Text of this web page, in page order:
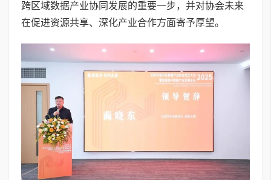
跨区域数据产业协同发展的重要一步，并对协会未来
在促进资源共享、深化产业合作方面寄予厚望。